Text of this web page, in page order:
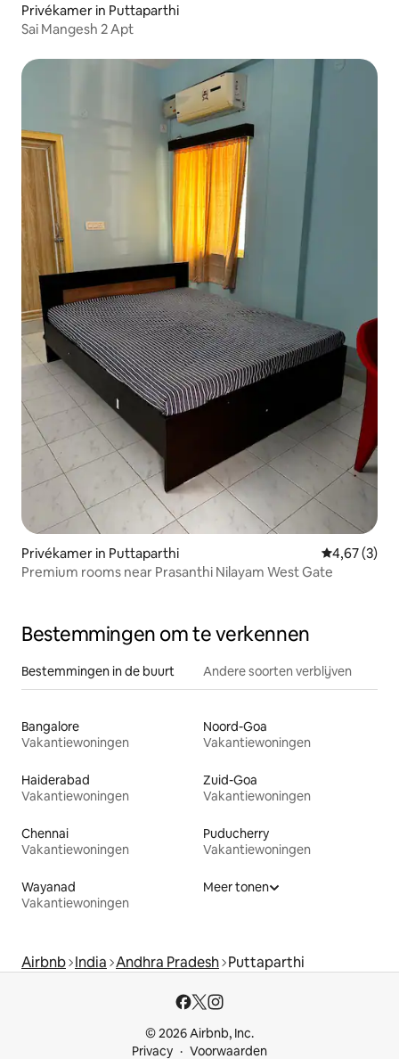
Privékamer in Puttaparthi
Sai Mangesh 2 Apt
Privékamer in Puttaparthi
4,67 (3)
Premium rooms near Prasanthi Nilayam West Gate
Bestemmingen om te verkennen
Bestemmingen in de buurt Andere soorten verblijven
Bangalore
Vakantiewoningen
Noord-Goa
Vakantiewoningen
Haiderabad
Vakantiewoningen
Zuid-Goa
Vakantiewoningen
Chennai
Vakantiewoningen
Puducherry
Vakantiewoningen
Wayanad
Vakantiewoningen
Meer tonen
Airbnb India Andhra Pradesh Puttaparthi
© 2026 Airbnb, Inc.
Privacy
Voorwaarden